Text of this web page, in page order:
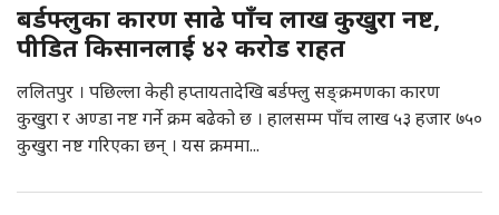
बर्डफ्लुका कारण साढे पाँच लाख कुखुरा नष्ट,
पीडित किसानलाई ४२ करोड राहत
ललितपुर । पछिल्ला केही हप्तायतादेखि बर्डफ्लु सङ्क्रमणका कारण
कुखुरा र अण्डा नष्ट गर्ने क्रम बढेको छ । हालसम्म पाँच लाख ५३ हजार ७५०
कुखुरा नष्ट गरिएका छन् । यस क्रममा...